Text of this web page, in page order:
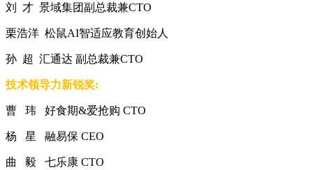
刘 才 景域集团副总裁兼CTO
栗浩洋 松鼠AI智适应教育创始人
孙 超 汇通达 副总裁兼CTO
技术领导力新锐奖:
曹 玮 好食期&爱抢购 CTO
杨 星 融易保 CEO
曲 毅 七乐康 CTO